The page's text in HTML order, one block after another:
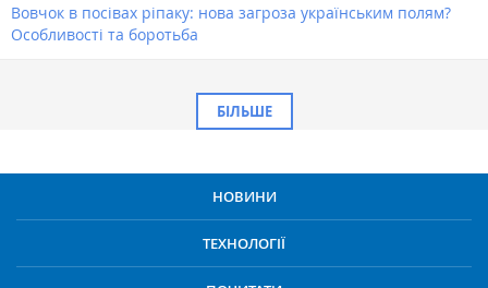
Вовчок в посівах ріпаку: нова загроза українським полям?
Особливості та боротьба
БІЛЬШЕ
НОВИНИ
ТЕХНОЛОГІЇ